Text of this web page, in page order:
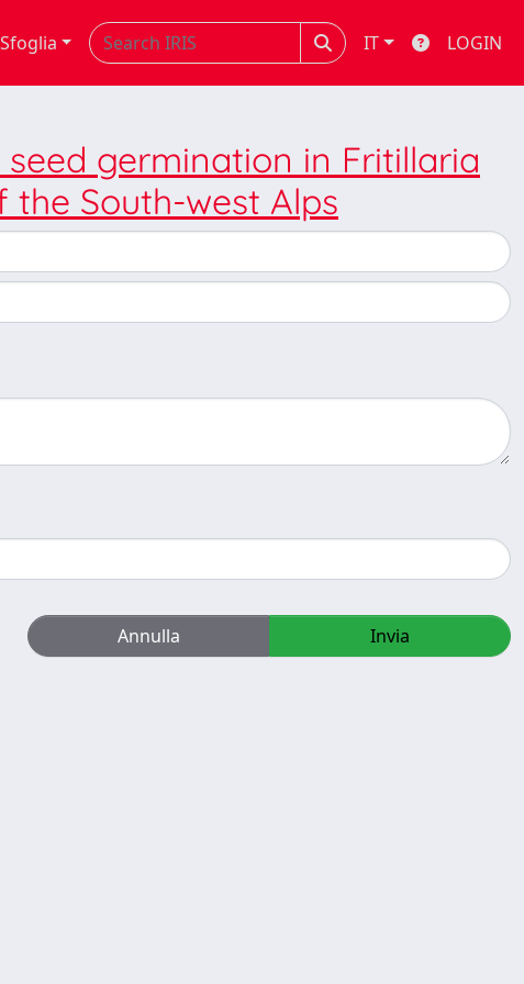
Sfoglia IT LOGIN
germination in Fritillaria
South-west Alps
Annulla Invia